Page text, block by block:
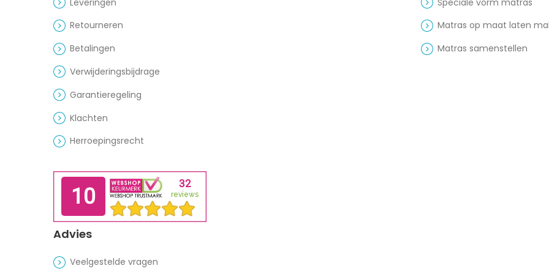
Retourneren
Betalingen
Verwijderingsbijdrage
Garantieregeling
Klachten
Herroepingsrecht
Matras op maat laten
Matras samenstellen
Advies
Veelgestelde vragen